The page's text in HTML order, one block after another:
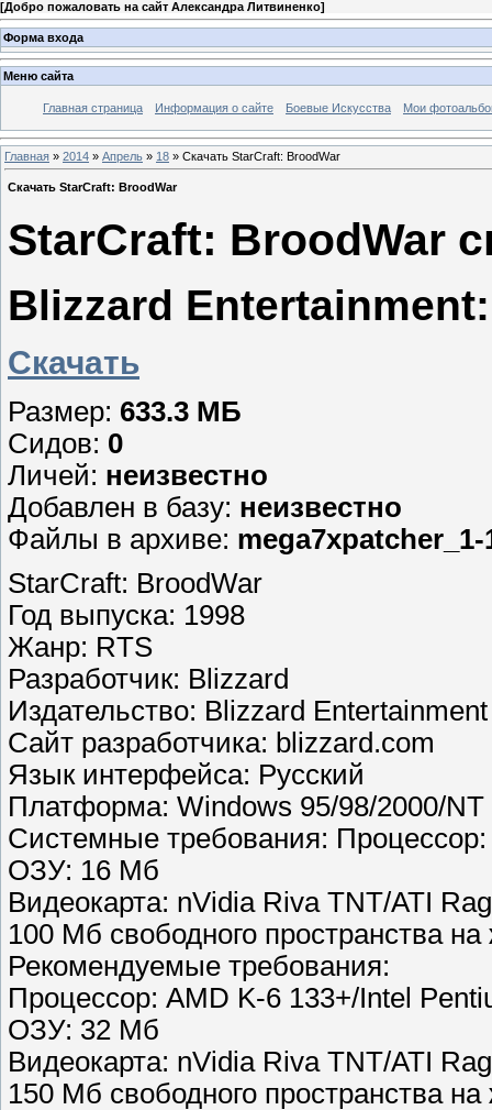
[Добро пожаловать на сайт Александра Литвиненко]
Форма входа
Меню сайта
Главная страница Информация о сайте Боевые Искусства Мои
Главная » 2014 » Апрель » 18 » Скачать StarCraft: BroodWar
Скачать StarCraft: BroodWar
StarCraft: BroodWar
Blizzard
Скачать
Размер: 633.3 МБ
Сидов: 0
Личей: неизвестно
Добавлен в базу: неизвестно
Файлы в архиве: mega7xpatcher_1-
StarCraft: BroodWar
Год выпуска: 1998
Жанр: RTS
Разработчик: Blizzard
Издательство: Blizzard Entertainment
Сайт разработчика: blizzard.com
Язык интерфейса: Русский
Платформа: Windows 95/98/2000/NT
Системные требования:
ОЗУ: 16 Мб
Видеокарта: nVidia Riva TNT/ATI
100 Мб свободного пространства на
Рекомендуемые требования:
Процессор: AMD K-6 133+/Intel
ОЗУ: 32 Мб
Видеокарта: nVidia Riva TNT/ATI
150 Мб свободного пространства на